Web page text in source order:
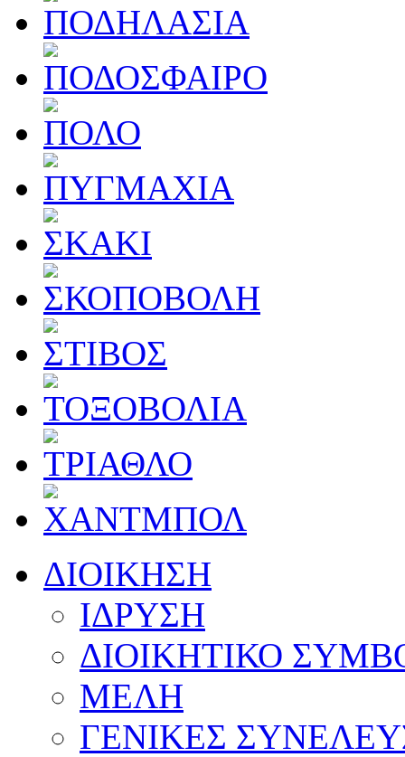
ΔΙΟΙΚΗΣΗ
ΙΔΡΥΣΗ
ΔΙΟΙΚΗΤΙΚΟ
ΜΕΛΗ
ΓΕΝΙΚΕΣ